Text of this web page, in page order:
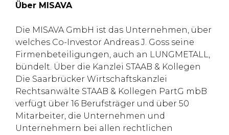
Über MISAVA
Die MISAVA GmbH ist das Unternehmen, über
welches Co-Investor Andreas J. Goss seine
Firmenbeteiligungen, auch an LUNGMETALL,
bündelt. Über die Kanzlei STAAB & Kollegen
Die Saarbrücker Wirtschaftskanzlei
Rechtsanwälte STAAB & Kollegen PartG mbB
verfügt über 16 Berufsträger und über 50
Mitarbeiter, die Unternehmen und
Unternehmern bei allen rechtlichen